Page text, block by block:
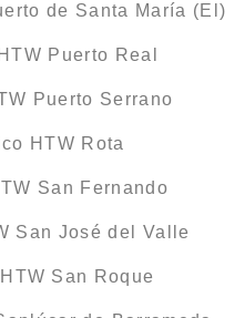
de Santa María (El)
Puerto Real
Puerto Serrano
HTW Rota
San Fernando
San José del Valle
San Roque